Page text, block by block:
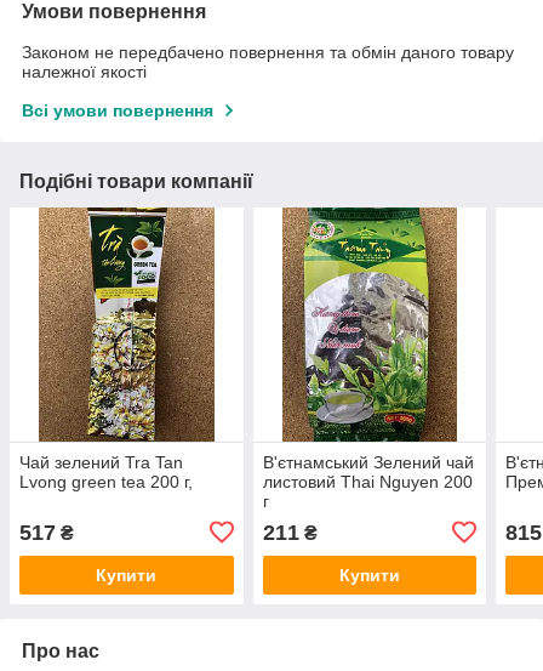
Умови повернення
Законом не передбачено повернення та обмін даного товару
належної якості
Всі умови повернення
Подібні товари компанії
Чай зелений Tra Tan
Lvong green tea 200 г,
517 ₴
Купити
В'єтнамський Зелений чай
листовий Thai Nguyen 200
г
211₴
Купити
815
Про нас